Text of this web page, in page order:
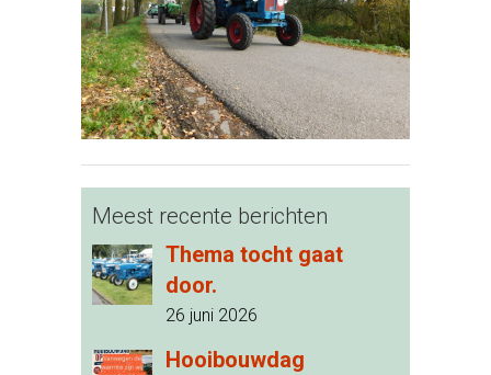
Meest recente berichten
Thema tocht gaat
door.
26 juni 2026
Hooibouwdag